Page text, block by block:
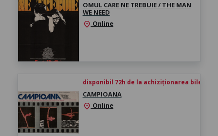
OMUL CARE NE TREBUIE / THE MAN
WE NEED
location_on Online
disponibil 72h de la achiziționarea biletului
CAMPIOANA
location_on Online